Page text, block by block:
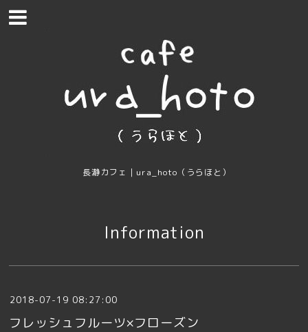
長瀞カフェ｜ura_hoto（うらほと）
Information
2018-07-19 08:27:00
フレッシュフルーツ×フローズン